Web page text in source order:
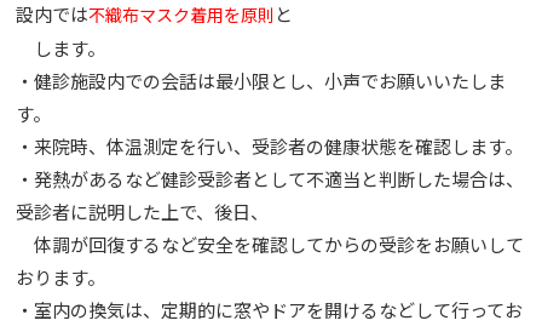
設内では不織布マスク着用を原則 と
します。
・健診施設内での会話は最小限とし、小声でお願いいたしま
す。
・来院時、体温測定を行い、受診者の健康状態を確認します。
・発熱があるなど健診受診者として不適当と判断した場合は、
受診者に説明した上で、後日、
体調が回復するなど安全を確認してからの受診をお願いして
おります。
・室内の換気は、定期的に窓やドアを開けるなどして行ってお